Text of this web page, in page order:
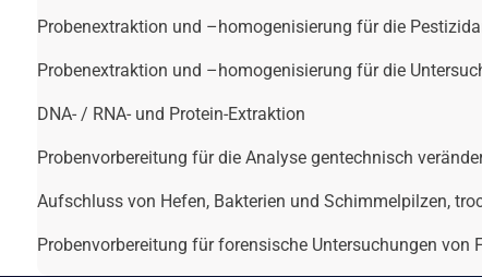
Probenextraktion und –homogenisierung für die
Probenextraktion und –homogenisierung für die
DNA- / RNA- und Protein-Extraktion
Probenvorbereitung für die Analyse gentechnisch
Aufschluss von Hefen, Bakterien und Schimmelpilzen,
Probenvorbereitung für forensische Untersuchungen von